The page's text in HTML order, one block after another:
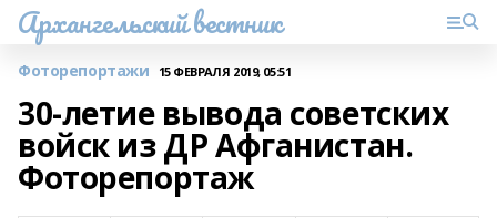
Архангельский вестник
Фоторепортажи 15 ФЕВРАЛЯ 2019, 05:51
30-летие вывода советских
войск из ДР Афганистан.
Фоторепортаж